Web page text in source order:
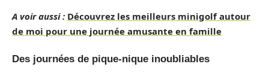
A voir aussi : Découvrez les meilleurs minigolf autour
de moi pour une journée amusante en famille
Des journées de pique-nique inoubliables